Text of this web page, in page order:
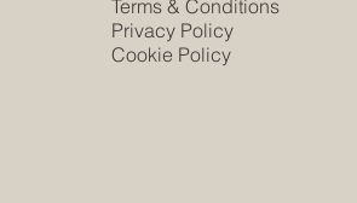
Terms & Conditions
Privacy Policy
Cookie Policy